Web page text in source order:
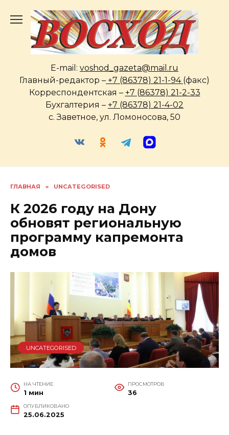
содержанию
E-mail: voshod_gazeta@mail.ru
Главный-редактор – +7 (86378) 21-1-94 (факс)
Корреспондентская – +7 (86378) 21-2-33
Бухгалтерия – +7 (86378) 21-4-02
с. Заветное, ул. Ломоносова, 50
ГЛАВНАЯ » UNCATEGORISED
К 2026 году на Дону
обновят региональную
программу капремонта
домов
UNCATEGORISED
НА ЧТЕНИЕ
1 мин
ПРОСМОТРОВ
36
ОПУБЛИКОВАНО
25.06.2025